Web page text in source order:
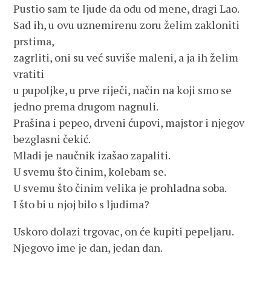
Pustio sam te ljude da odu od mene, dragi Lao.
Sad ih, u ovu uznemirenu zoru želim zakloniti
prstima,
zagrliti, oni su već suviše maleni, a ja ih želim
vratiti
u pupoljke, u prve riječi, način na koji smo se
jedno prema drugom nagnuli.
Prašina i pepeo, drveni ćupovi, majstor i njegov
bezglasni čekić.
Mladi je naučnik izašao zapaliti.
U svemu što činim, kolebam se.
U svemu što činim velika je prohladna soba.
I što bi u njoj bilo s ljudima?
Uskoro dolazi trgovac, on će kupiti pepeljaru.
Njegovo ime je dan, jedan dan.